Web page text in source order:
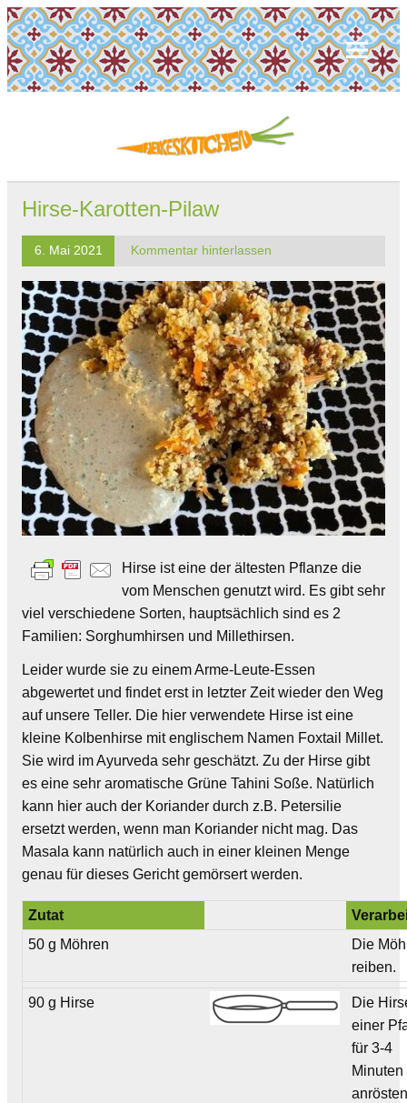
Hirse-Karotten-Pilaw
6. Mai 2021 Kommentar hinterlassen
Hirse ist eine der ältesten Pflanze die
vom Menschen genutzt wird. Es gibt sehr
viel verschiedene Sorten, hauptsächlich sind es 2
Familien: Sorghumhirsen und Millethirsen.
Leider wurde sie zu einem Arme-Leute-Essen
abgewertet und findet erst in letzter Zeit wieder den Weg
auf unsere Teller. Die hier verwendete Hirse ist eine
kleine Kolbenhirse mit englischem Namen Foxtail Millet.
Sie wird im Ayurveda sehr geschätzt. Zu der Hirse gibt
es eine sehr aromatische Grüne Tahini Soße. Natürlich
kann hier auch der Koriander durch z.B. Petersilie
ersetzt werden, wenn man Koriander nicht mag. Das
Masala kann natürlich auch in einer kleinen Menge
genau für dieses Gericht gemörsert werden.
Zutat
50 g Möhren
Die
reiben.
90 g Hirse
Die
einer
für 3-4
Minuten